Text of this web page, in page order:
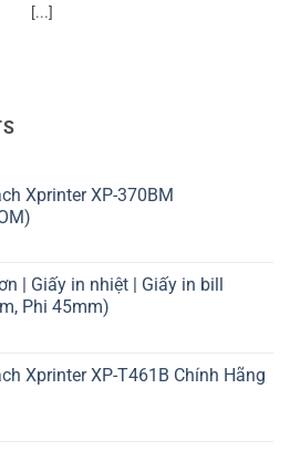
[...]
Xprinter XP-370BM
| Giấy in nhiệt | Giấy in bill
Phi 45mm)
Xprinter XP-T461B Chính Hãng